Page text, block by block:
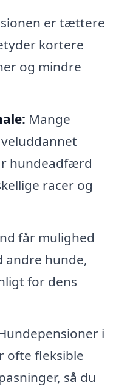
er tættere
kortere
og mindre
Mange
hundeadfærd
racer og
får mulighed
andre hunde,
for dens
i
ofte fleksible
så du